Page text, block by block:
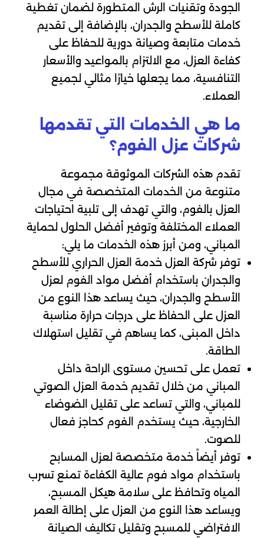
الجودة وتقنيات الرش المتطورة لضمان تغطية
كاملة للأسطح والجدران، بالإضافة إلى تقديم
خدمات متابعة وصيانة دورية للحفاظ على
كفاءة العزل، مع الالتزام بالمواعيد والأسعار
التنافسية، مما يجعلها خيارًا مثالي لجميع
العملاء.
ما هي الخدمات التي تقدمها
شركات عزل الفوم؟
تقدم هذه الشركات الموثوقة مجموعة
متنوعة من الخدمات المتخصصة في مجال
العزل بالفوم، والتي تهدف إلى تلبية احتياجات
العملاء المختلفة وتوفير أفضل الحلول لحماية
المباني، ومن أبرز هذه الخدمات ما يلي:
توفر شركة العزل خدمة العزل الحراري للأسطح
والجدران باستخدام أفضل مواد الفوم لعزل
الأسطح والجدران، حيث يساعد هذا النوع من
العزل على الحفاظ على درجات حرارة مناسبة
داخل المبنى، كما يساهم في تقليل استهلاك
الطاقة.
تعمل على تحسين مستوى الراحة داخل
المباني من خلال تقديم خدمة العزل الصوتي
للمباني، والتي تساعد على تقليل الضوضاء
الخارجية، حيث يستخدم الفوم كحاجز فعال
للصوت.
توفر أيضاً خدمة متخصصة لعزل المسابح
باستخدام مواد فوم عالية الكفاءة تمنع تسرب
المياه وتحافظ على سلامة هيكل المسبح،
ويساعد هذا النوع من العزل على إطالة العمر
الافتراضي للمسبح وتقليل تكاليف الصيانة